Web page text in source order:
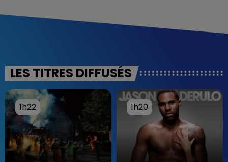
LES TITRES DIFFUSÉS
1h22
1h22 1h20
1h20